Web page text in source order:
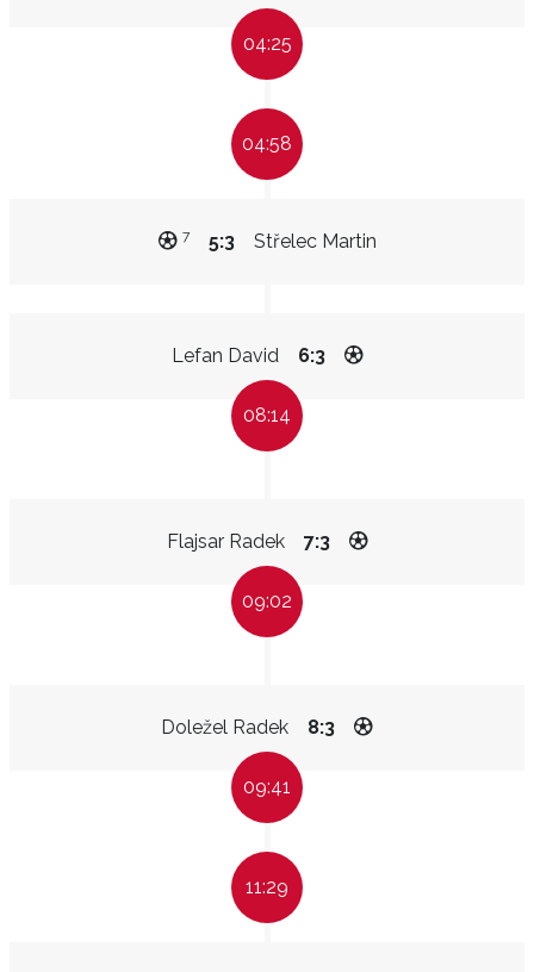
04:25
04:58
Střelec Martin
5:3
7
Lefan David 6:3
08:14
Flajsar Radek 7:3
09:02
Doležel Radek 8:3
09:41
11:29